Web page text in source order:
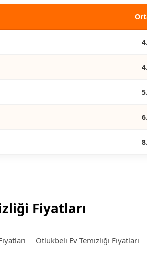
Fiyatları
Otlukbeli Ev Temizliği Fiyatları